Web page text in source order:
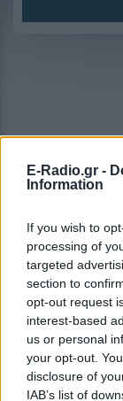
E-Radio.gr -
Information
If you wish to
processing of
targeted
section to
opt-out request
interest-based
us or personal
your opt-out.
disclosure of
IAB’s list of
ΣΗΜΕΡΑ ΡΟΗ